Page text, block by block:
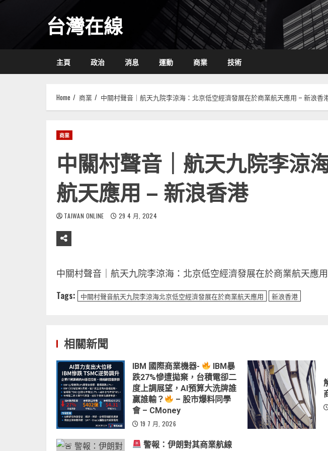
台灣在線
主頁 政治 消息 運動 商業 技術
Home 商業 中關村聲音｜航天九院李涼海：北京低空經濟發展在於商業航天應用 – 新浪香
商業
中關村聲音｜航天九院李涼
航天應用 – 新浪香港
TAIWAN ONLINE 29 4 月, 2024
中關村聲音｜航天九院李涼海：北京低空經濟發展在於商業航天應
Tags: 中關村聲音航天九院李涼海北京低空經濟發展在於商業航天應用 新浪香港
相關新聞
IBM 國際商業機器-
IBM暴
跌27%慘遭拋棄，台積電卻二
度上調展望，AI預算大洗牌誰
贏誰輸？
– 股市爆料同學
會 – CMoney
19 7 月, 2026
警報：伊朗對其商業航線